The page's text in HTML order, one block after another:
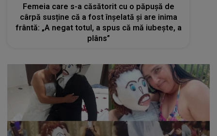
Femeia care s-a căsătorit cu o păpuşă de
cârpă susține că a fost înșelată și are inima
frântă: „A negat totul, a spus că mă iubește, a
plâns”